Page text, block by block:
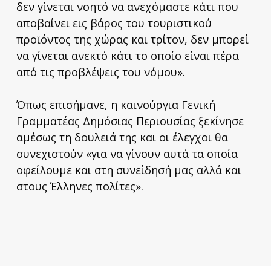
δεν γίνεται νοητό να ανεχόμαστε κάτι που
αποβαίνει εις βάρος του τουριστικού
προϊόντος της χώρας και τρίτον, δεν μπορεί
να γίνεται ανεκτό κάτι το οποίο είναι πέρα
από τις προβλέψεις του νόμου».
Όπως επισήμανε, η καινούργια Γενική
Γραμματέας Δημόσιας Περιουσίας ξεκίνησε
αμέσως τη δουλειά της και οι έλεγχοι θα
συνεχιστούν «για να γίνουν αυτά τα οποία
οφείλουμε και στη συνείδησή μας αλλά και
στους Έλληνες πολίτες».